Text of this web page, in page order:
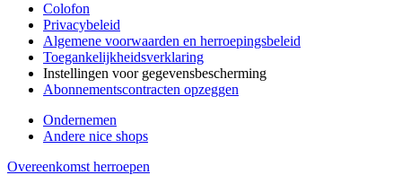
Colofon
Privacybeleid
Algemene voorwaarden en herroepingsbeleid
Toegankelijkheidsverklaring
Instellingen voor gegevensbescherming
Abonnementscontracten opzeggen
Ondernemen
Andere nice shops
Overeenkomst herroepen